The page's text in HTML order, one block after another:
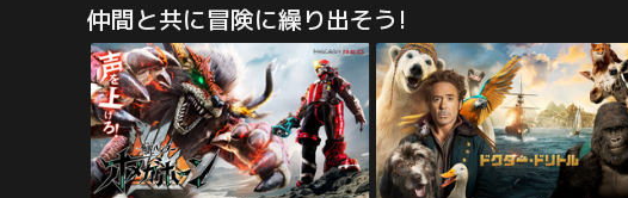
けてマリーとともにインドのゴアで平穏な
日々を送っていたジェイソンは、ある日、
暗殺者の存在に気づく。
ージェント。ある夜、娼婦のテリーと出
ちを受けていることを知る。夜、マッ
ルはもう一つの「仕事」を遂行する…
仲間と共に冒険に繰り出そう!